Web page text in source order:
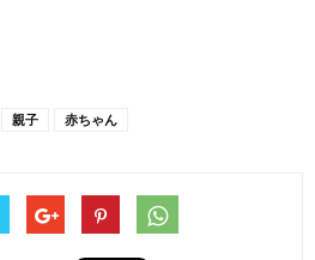
親子 赤ちゃん